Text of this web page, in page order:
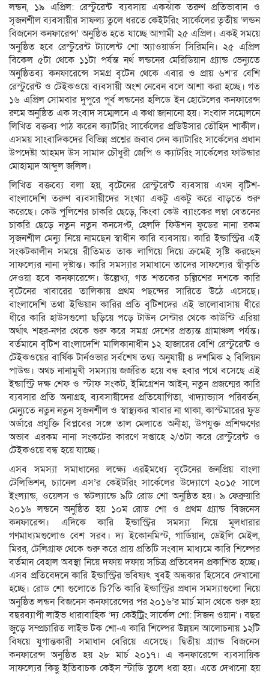
লন্ডন, ১৯ এপ্রিল: রেস্টুরেন্ট ব্যবসায় একঝাঁক তরুণ প্রতিভাবান ও
সৃজনশীল ব্যবসায়ীর সাফল্য তুলে ধরতে কেইটরিং সার্কেলের তৃতীয় ‘লন্ডন
বিজনেস কনফারেন্স’ অনুষ্ঠিত হতে যাচ্ছে আগামী ২৫ এপ্রিল। একই সময়ে
অনুষ্ঠিত হবে রেস্টুরেন্ট ট্যালেন্ট শো অ্যাওয়ার্ডস সিরিমনি। ২৫ এপ্রিল
বিকেল ৫টা থেকে ১১টা পর্যন্ত নর্থ লন্ডনের মেরিডিয়ান গ্র্যান্ড ভেন্যুতে
অনুষ্ঠিতব্য কনফারেন্সে সমগ্র বৃটেন থেকে এবার ও প্রায় ৬শ’র বেশি
রেস্টুুরেন্ট ও টেইকওয়ে ব্যবসায়ী অংশ নেবেন বলে আশা করা হচ্ছে। গত
১৬ এপ্রিল সোমবার দুপুরে পূর্ব লন্ডনের হলিডে ইন হোটেলের কনফারেন্স
রুমে অনুষ্ঠিত এক সংবাদ সম্মেলনে এ কথা জানানো হয়। সংবাদ সম্মেলনে
লিখিত বক্তব্য পাঠ করেন ক্যাটরিং সার্কেলের প্রডিউসার তৌহিদ শাকীল।
এসময় সাংবাদিকদের বিভিন্ন প্রশ্নের জবাব দেন ক্যাটারিং সার্কেলের প্রধান
উপদেষ্টা আহমদ উস সামাদ চৌধুরী জেপি ও ক্যাটরিং সার্কেলের ফাউন্ডার
মোহাম্মদ আব্দুল জলিল।
লিখিত বক্তব্যে বলা হয়, বৃটেনের রেস্টুরেন্ট ব্যবসায় এখন বৃটিশ-
বাংলাদেশি তরুণ ব্যবসায়ীদের সংখ্যা একটু একটু করে বাড়তে শুরু
করেছে। কেউ পুলিশের চাকরি ছেড়ে, কিংবা কেউ ব্যাংকের লম্বা বেতনের
চাকরি ছেড়ে নতুন নতুন কনসেপ্ট, হেলদি ফিউশন ফুডের নানা রকম
সৃজনশীল মেন্যু নিয়ে নামছেন স্বাধীন কারি ব্যবসায়। কারি ইন্ডাস্ট্রির এই
সংকটকালীন সময়ে রীতিমত তাক লাগিয়ে দিয়ে ক্রমেই সৃষ্টি করছেন
সাফল্যের নানা দৃষ্টান্ত। কারি সমস্যার সমাধানে তাদের সাফল্যের স্বীকৃতি
দেওয়া হবে কনফারেন্সে। উল্লেখ্য, গত শতকের চল্লিশের দশকে কারি
বৃটেনের খাবারের তালিকায় প্রথম পছন্দের সারিতে উঠে এসেছে।
বাংলাদেশি তথা ইন্ডিয়ান কারির প্রতি বৃটিশদের এই ভালোবাসায় ধীরে
ধীরে কারি হাউসগুলো ছড়িয়ে পড়ে টাউন সেন্টার থেকে কাউন্টি এরিয়া
অর্থাৎ শহর-নগর থেকে শুরু করে সমগ্র দেশের প্রত্যন্ত গ্রামাঞ্চল পর্যন্ত।
বর্তমানে বৃটিশ বাংলাদেশি মালিকানাধীন ১২ হাজারের বেশি রেস্টুরেন্ট ও
টেইকওয়ের বার্ষিক টার্নওভার সর্বশেষ তথ্য অনুযায়ী ৪ দশমিক ২ বিলিয়ন
পাউন্ড। অথচ নানামুখী সমস্যায় জর্জরিত হয়ে বন্ধ হবার পথে বসেছে এই
ইন্ডাস্ট্রি দক্ষ শেফ ও স্টাফ সংকট, ইমিগ্রেশন আইন, নতুন প্রজন্মের কারি
ব্যবসার প্রতি অনাগ্রহ, ব্যবসায়ীদের প্রতিযোগিতা, খাদ্যাভ্যাস পরিবর্তন,
মেন্যুতে নতুন নতুন সৃজনশীল ও স্বাস্থ্যকর খাবার না থাকা, কাস্টমারের ফুড
অর্ডারে প্রযুক্তি বিপ্লবের সঙ্গে তাল মেলাতে অনীহা, উপযুক্ত প্রশিক্ষণের
অভাব এরকম নানা সংকটের কারণে সপ্তাহে ২/৩টা করে রেস্টুরেন্ট ও
টেইকওয়ে বন্ধ হয়ে যাচ্ছে।
এসব সমস্যা সমাধানের লক্ষ্যে এরইমধ্যে বৃটেনের জনপ্রিয় বাংলা
টেলিভিশন, চ্যানেল এস’র কেইটরিং সার্কেলের উদ্যোগে ২০১৫ সালে
ইংল্যান্ড, ওয়েলস ও স্কটল্যান্ডে ৯টি রোড শো অনুষ্ঠিত হয়। ৯ ফেব্রুয়ারি
২০১৬ লন্ডনে অনুষ্ঠিত হয় ১০ম রোড শো ও প্রথম গ্র্যান্ড বিজনেস
কনফারেন্স। এদিকে কারি ইন্ডাস্ট্রির সমস্যা নিয়ে মূলধারার
গণমাধ্যমগুলোও বেশ সরব। দ্য ইকোনমিস্ট, গার্ডিয়ান, ডেইলি মেইল,
মিরর, টেলিগ্রাফ থেকে শুরু করে প্রায় প্রতিটি সংবাদ মাধ্যমে কারি শিল্পের
বর্তমান বেহাল অবস্থা নিয়ে দফায় দফায় সচিত্র প্রতিবেদন প্রকাশিত হচ্ছে।
এসব প্রতিবেদনে কারি ইন্ডাস্ট্রির ভবিষ্যৎ খুবই অন্ধকার হিসেবে দেখানো
হচ্ছে। রোড শো গুলোতে চি?িত কারি ইন্ডাস্ট্রির প্রধান সমস্যাগুলো নিয়ে
অনুষ্ঠিত লন্ডন বিজনেস কনফারেন্সের পর ২০১৬’র মার্চ মাস থেকে শুরু হয়
বছরব্যাপী লাইভ ধারাবাহিক ‘দ্য কেইট্রিং সার্কেল শো: সিজন ওয়ান’। বছর
জুড়ে সম্প্রচারিত লাইভ টক শো-এ কারি শিল্পের উন্নয়ন আলোচনায় ১২টি
বিষয়ে যুগান্তকারী সমাধান বেরিয়ে এসেছে। দ্বিতীয় গ্র্যান্ড বিজনেস
কনফারেন্স অনুষ্ঠিত হয় ২৮ মার্চ ২০১৭। এ কনফারেন্সে ব্যবসায়িক
সাফল্যের কিছু ইতিবাচক কেইস স্টাডি তুলে ধরা হয়। এতে দেখানো হয়